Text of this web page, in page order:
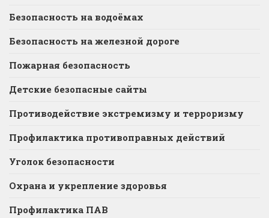
Безопасность на водоёмах
Безопасность на железной дороге
Пожарная безопасность
Детские безопасные сайты
Противодействие экстремизму и терроризму
Профилактика противоправных действий
Уголок безопасности
Охрана и укрепление здоровья
Профилактика ПАВ